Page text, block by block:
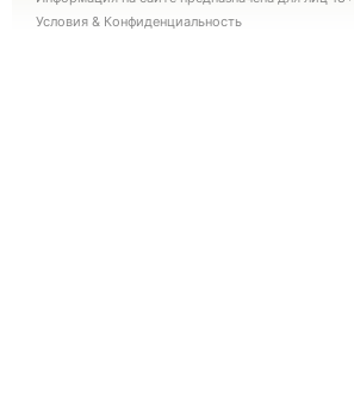
Условия & Конфиденциальность